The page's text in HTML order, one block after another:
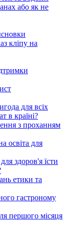
або як не
кліпу на
для всіх
в країні?
з проханням
освіта для
здоров'я їсти
етики та
гастроному
першого місяця